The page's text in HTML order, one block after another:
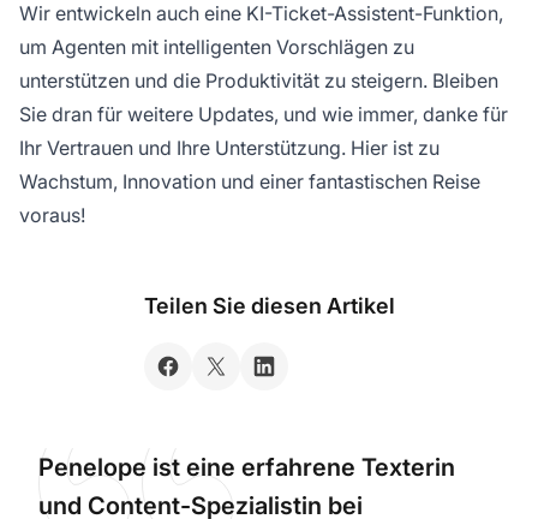
Wir entwickeln auch eine KI-Ticket-Assistent-Funktion,
um Agenten mit intelligenten Vorschlägen zu
unterstützen und die Produktivität zu steigern. Bleiben
Sie dran für weitere Updates, und wie immer, danke für
Ihr Vertrauen und Ihre Unterstützung. Hier ist zu
Wachstum, Innovation und einer fantastischen Reise
voraus!
Teilen Sie diesen Artikel
Penelope ist eine erfahrene Texterin
und Content-Spezialistin bei